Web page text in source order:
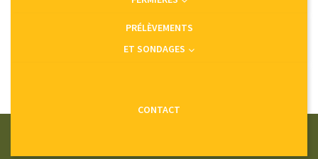
PRÉLÈVEMENTS
ET SONDAGES
CONTACT